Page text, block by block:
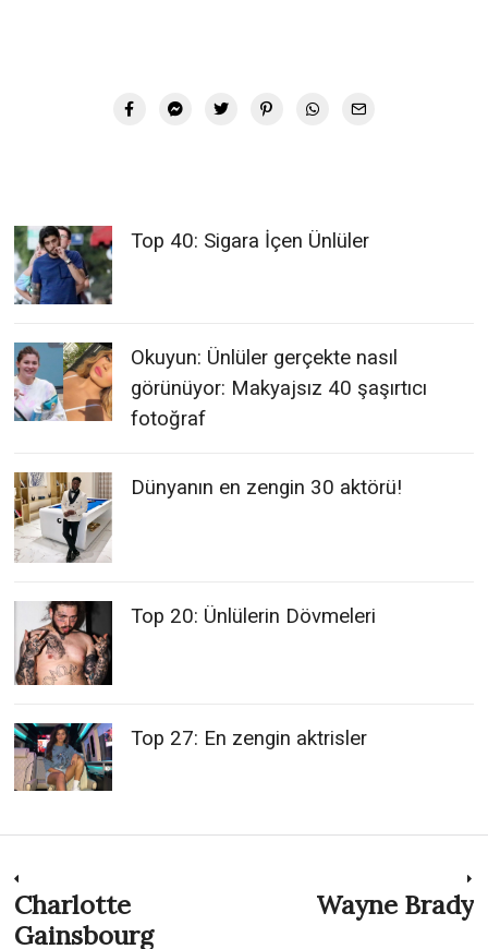
Top 40: Sigara İçen Ünlüler
Okuyun: Ünlüler gerçekte nasıl
görünüyor: Makyajsız 40 şaşırtıcı
fotoğraf
Dünyanın en zengin 30 aktörü!
Top 20: Ünlülerin Dövmeleri
Top 27: En zengin aktrisler
Post
Previous
post:
Charlotte
Gainsbourg
Wayne Brady